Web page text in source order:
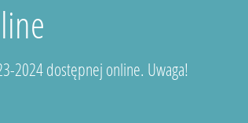
2024 dostępnej online. Uwaga!